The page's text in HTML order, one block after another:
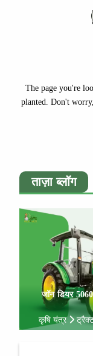
The page you're
planted. Don't
ताज़ा ब्लॉग
जॉन डियर
कृषि यंत्र